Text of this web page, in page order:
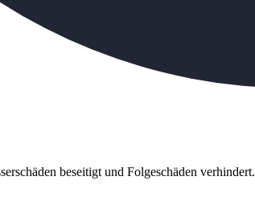
beseitigt und Folgeschäden verhindert.